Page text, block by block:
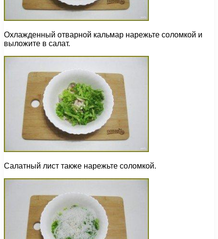
Охлажденный отварной кальмар нарежьте соломкой и
выложите в салат.
Салатный лист также нарежьте соломкой.